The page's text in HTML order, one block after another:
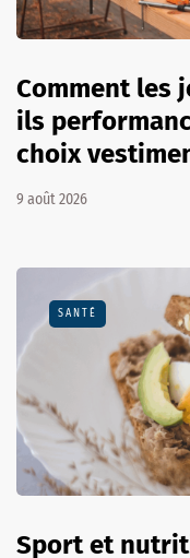
Comment les
ils
choix
9 août 2026
SANTÉ
Sport et